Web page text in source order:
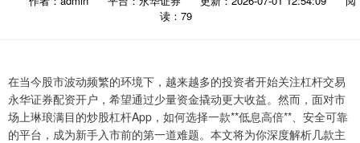
读：79
在当今股市波动频繁的环境下，越来越多的投资者开始关注杠杆交易
永华证券配资开户，希望通过少量资金撬动更大收益。然而，面对市
场上琳琅满目的炒股杠杆App，如何选择一款**低息高倍**、安全可靠
的平台，成为新手入市前的第一道难题。本文将为你深度解析几款主